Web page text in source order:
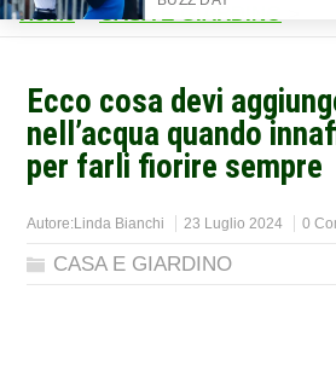
Home>CASA E GIARDINO
Ecco cosa devi
nell’acqua quando
per farli fiorire sempre
Autore:Linda Bianchi 23 Luglio 2024 0
CASA E GIARDINO